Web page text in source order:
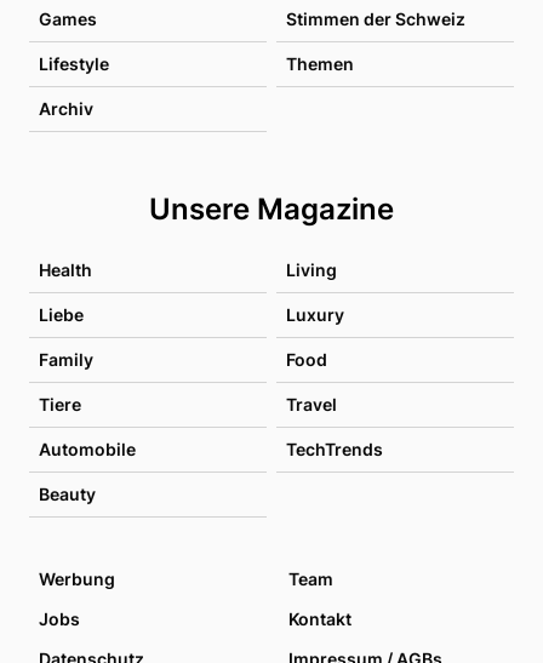
Games Stimmen der Schweiz
Lifestyle Themen
Archiv
Unsere Magazine
Health Living
Liebe Luxury
Family Food
Tiere Travel
Automobile TechTrends
Beauty
Werbung
Team
Jobs
Kontakt
Datenschutz
Impressum / AGBs